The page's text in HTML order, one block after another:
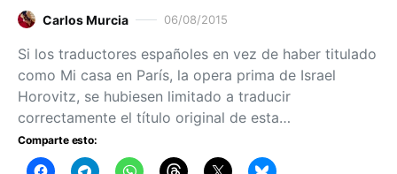
Carlos Murcia 06/08/2015
Si los traductores españoles en vez de haber titulado
como Mi casa en París, la opera prima de Israel
Horovitz, se hubiesen limitado a traducir
correctamente el título original de esta…
Comparte esto: